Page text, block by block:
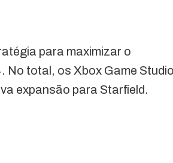
para maximizar o
No total, os Xbox Game
expansão para Starfield.